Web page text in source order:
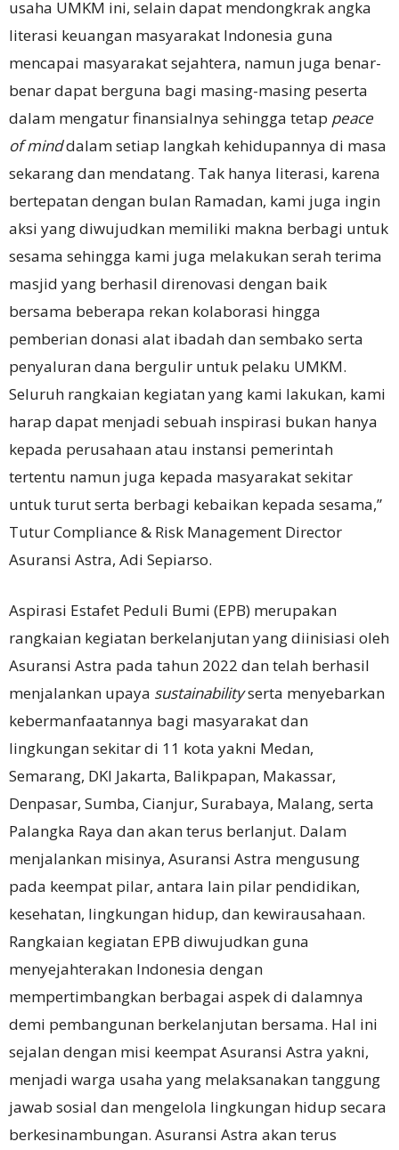
usaha UMKM ini, selain dapat mendongkrak angka
literasi keuangan masyarakat Indonesia guna
mencapai masyarakat sejahtera, namun juga benar-
benar dapat berguna bagi masing-masing peserta
dalam mengatur finansialnya sehingga tetap peace
of minddalam setiap langkah kehidupannya di masa
sekarang dan mendatang. Tak hanya literasi, karena
bertepatan dengan bulan Ramadan, kami juga ingin
aksi yang diwujudkan memiliki makna berbagi untuk
sesama sehingga kami juga melakukan serah terima
masjid yang berhasil direnovasi dengan baik
bersama beberapa rekan kolaborasi hingga
pemberian donasi alat ibadah dan sembako serta
penyaluran dana bergulir untuk pelaku UMKM.
Seluruh rangkaian kegiatan yang kami lakukan, kami
harap dapat menjadi sebuah inspirasi bukan hanya
kepada perusahaan atau instansi pemerintah
tertentu namun juga kepada masyarakat sekitar
untuk turut serta berbagi kebaikan kepada sesama,”
Tutur Compliance & Risk Management Director
Asuransi Astra, Adi Sepiarso.
Aspirasi Estafet Peduli Bumi (EPB) merupakan
rangkaian kegiatan berkelanjutan yang diinisiasi oleh
Asuransi Astra pada tahun 2022 dan telah berhasil
menjalankan upaya sustainabilityserta menyebarkan
kebermanfaatannya bagi masyarakat dan
lingkungan sekitar di 11 kota yakni Medan,
Semarang, DKI Jakarta, Balikpapan, Makassar,
Denpasar, Sumba, Cianjur, Surabaya, Malang, serta
Palangka Raya dan akan terus berlanjut. Dalam
menjalankan misinya, Asuransi Astra mengusung
pada keempat pilar, antara lain pilar pendidikan,
kesehatan, lingkungan hidup, dan kewirausahaan.
Rangkaian kegiatan EPB diwujudkan guna
menyejahterakan Indonesia dengan
mempertimbangkan berbagai aspek di dalamnya
demi pembangunan berkelanjutan bersama. Hal ini
sejalan dengan misi keempat Asuransi Astra yakni,
menjadi warga usaha yang melaksanakan tanggung
jawab sosial dan mengelola lingkungan hidup secara
berkesinambungan. Asuransi Astra akan terus